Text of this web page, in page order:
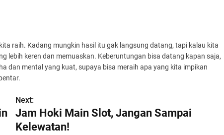
raih. Kadang mungkin hasil itu gak langsung datang, tapi kalau kita
lebih keren dan memuaskan. Keberuntungan bisa datang kapan saja,
dan mental yang kuat, supaya bisa meraih apa yang kita impikan
Next:
Jam Hoki Main Slot, Jangan Sampai
Kelewatan!